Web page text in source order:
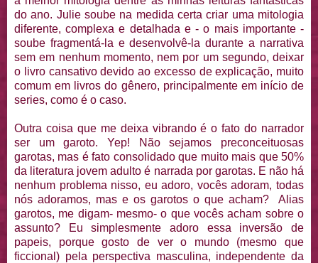
do ano. Julie soube na medida certa criar uma mitologia
diferente, complexa e detalhada e - o mais importante -
soube fragmentá-la e desenvolvê-la durante a narrativa
sem em nenhum momento, nem por um segundo, deixar
o livro cansativo devido ao excesso de explicação, muito
comum em livros do gênero, principalmente em início de
series, como é o caso.
Outra coisa que me deixa vibrando é o fato do narrador
ser um garoto. Yep! Não sejamos preconceituosas
garotas, mas é fato consolidado que muito mais que 50%
da literatura jovem adulto é narrada por garotas. E não há
nenhum problema nisso, eu adoro, vocês adoram, todas
nós adoramos, mas e os garotos o que acham? Alias
garotos, me digam- mesmo- o que vocês acham sobre o
assunto? Eu simplesmente adoro essa inversão de
papeis, porque gosto de ver o mundo (mesmo que
ficcional) pela perspectiva masculina, independente da